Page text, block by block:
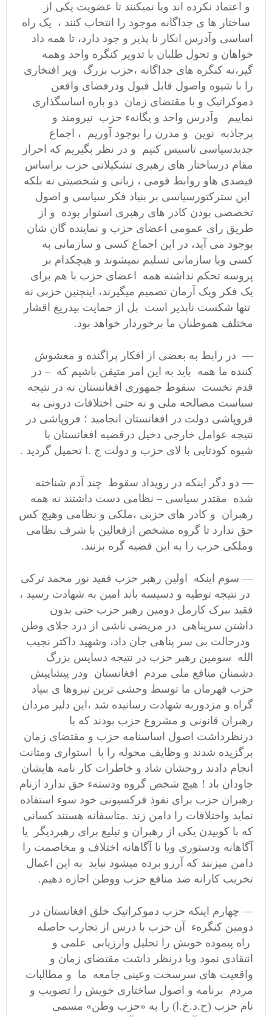
و اعتماد نکرده اند ویا نمیکنند تا عضویت یکی از
ساختار ها ی جداگانه موجود را انتخاب کنند ، یک راه
اساسی وآدرس انکار نا پذیر و جود دارد، تا همه داد
خواهان و تحول طلبان با تدویر کنگره واحد وهمه
گیر،نه کنگره های جداگانه ،حزب بزرگ وپر افتخاری
را با شیوه واصول قابل قبول ودرفضای واقعن
دموکراتیک و با مقتضای زمان دو باره اساسگذاری
نماییم وآدرس واحد و یگانهء حزب نیرومند و
پرجاذبه نوین و مدرن را بوجود آوریم ، اجماع
جدیدسیاسی تاسیس کنیم و در نظر بگیریم که احراز
مقام درساختار های رهبری تشکیلاتی حزب براساس
فیصدی هاو روابط قومی ، زبانی و شخصیتی نه بلکه
این سترکتورسیاسی بر بنیاد فکر سیاسی و اصول
تخصصی بودن کادر های رهبری استوار بوده و از
طریق رای عمومی اعضای حزب و نماینده گان شان
بوجود می آید، در این اجماع کسی و سازمانی به
کسی ویا سازمانی تسلیم نمیشوند و هیچکدام بر
پروسه تحکم نداشته همه اعضای حزب با هم برای
یک فکر ویک آرمان تصمیم میگیرند، اینچنین حزبی نه
تنها شکست ناپذیر است بل از حمایت بیدریغ اقشار
مختلف هموطنان ما برخوردار خواهد بود.
— در رابط به بعضی از افکار پراگنده و مغشوش
کننده ما همه باید به این امر متیقن باشیم که – در
قدم نخست سقوط جمهوری افغانستان نه در نتیجه
سیاست مصالحه ملی و نه حتی اختلافات درونی به
فروپاشی دولت در افغانستان انجامید ؛ فروپاشی در
نتیجه عوامل خارجی دخیل درقضیه افغانستان با
شیوه کودتایی با لای حزب و دولت ج .ا تحمیل گردید .
— دو دگر اینکه در رویداد سقوط چند آدم شناخته
شده مقتدر سیاسی – نظامی دست داشتند نه همه
رهبران و کادر های حزبی ،ملکی و نظامی وهیچ کس
حق ندارد تا گروه مشخص ازفعالین با شرف نظامی
وملکی حزب را به این قضیه گره بزنند.
— سوم اینکه اولین رهبر حزب فقید نور محمد ترکی
در نتیجه توطیه و دسیسه باند امین به شهادت رسید ،
فقید ببرک کارمل دومین رهبر حزب حتی بدون
داشتن سرپناهی در مریضی ناشی از درد جلای وطن
ودرحالت بی سر پناهی جان داد، وشهید داکتر نجیب
الله سومین رهبر حزب در نتیجه دسایس بزرگ
دشمنان منافع ملی مردم افغانستان ودر پیشاپیش
حزب قهرمان ما توسط وحشی ترین نیروها ی بنیاد
گراه و مزدوربه شهادت رسانیده شد ،این دلیر مردان
رهبران قانونی و مشروع حزب بودند که با
درنظرداشت اصول اساسنامه حزب و مقتضای زمان
برگزیده شدند و وظایف محوله را با استواری ومتانت
انجام دادند روحشان شاد و خاطرات کار نامه هایشان
جاودان باد ! هیچ شخص گروه ودستهء حق ندارد ازنام
رهبران حزب برای نفوذ فرکسیونی خود سوء استفاده
نماید واختلافات را دامن زند .متاسفانه هستند کسانی
که با کوبیدن یکی از رهبران و تبلیغ برای رهبردیگر یا
آگاهانه ودستوری ویا نا آگاهانه اختلاف و مخاصمت را
دامن میزنند که آرزو برده میشود نباید به این اعمال
تخریب کارانه ضد منافع حزب ووطن اجازه دهیم.
— چهارم اینکه حزب دموکراتیک خلق افغانستان در
دومین کنگرهء آن حزب با درس از تجارب حاصله
راه پیموده خویش را تحلیل وارزیابی علمی و
انتقادی نمود وبا درنظر داشت مقتضای زمان و
واقعیت های سرسخت وعینی جامعه ما و مطالبات
مردم برنامه و اصول ساختاری خویش را تصویب و
نام حزب (ح.د.خ.ا) را به «حزب وطن» مسمی